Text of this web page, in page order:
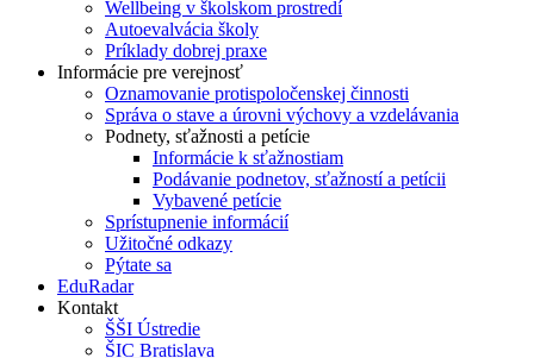
Wellbeing v školskom prostredí
Autoevalvácia školy
Príklady dobrej praxe
Informácie pre verejnosť
Oznamovanie protispoločenskej činnosti
Správa o stave a úrovni výchovy a vzdelávania
Podnety, sťažnosti a petície
Informácie k sťažnostiam
Podávanie podnetov, sťažností a petícii
Vybavené petície
Sprístupnenie informácií
Užitočné odkazy
Pýtate sa
EduRadar
Kontakt
ŠŠI Ústredie
ŠIC Bratislava